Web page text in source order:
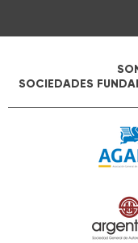
SOCIEDADES